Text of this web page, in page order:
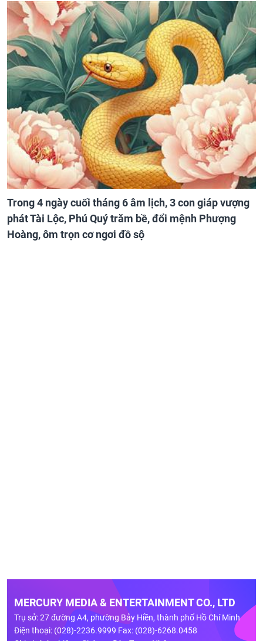
Trong 4 ngày cuối tháng 6 âm lịch, 3 con giáp vượng
phát Tài Lộc, Phú Quý trăm bề, đổi mệnh Phượng
Hoàng, ôm trọn cơ ngơi đồ sộ
MERCURY MEDIA & ENTERTAINMENT CO., LTD
Trụ sở: 27 đường A4, phường Bảy Hiền, thành phố Hồ Chí Minh
Điện thoại: (028)-2236.9999 Fax: (028)-6268.0458